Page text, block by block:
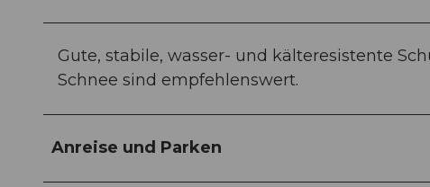
Gute, stabile, wasser- und kälteresistente
Schnee sind empfehlenswert.
Anreise und Parken